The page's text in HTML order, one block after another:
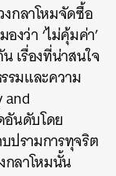
กลาโหมจัดซื้อ
งว่า ‘ไม่คุ้มค่า’
เรื่องที่น่าสนใจ
รมและความ
and
อันดับโดย
ปรามการทุจริต
กลาโหมนั้น